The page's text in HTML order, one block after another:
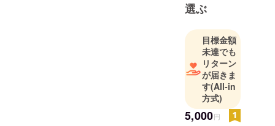
選ぶ
目標金額
未達でも
リターン
が届きま
す(All-in
方式)
5,000円